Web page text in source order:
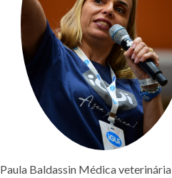
Paula Baldassin Médica veterinária